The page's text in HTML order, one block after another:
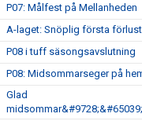
P07: Målfest på Mellanheden
A-laget: Snöplig första förlust
P08 i tuff säsongsavslutning
P08: Midsommarseger på
Glad